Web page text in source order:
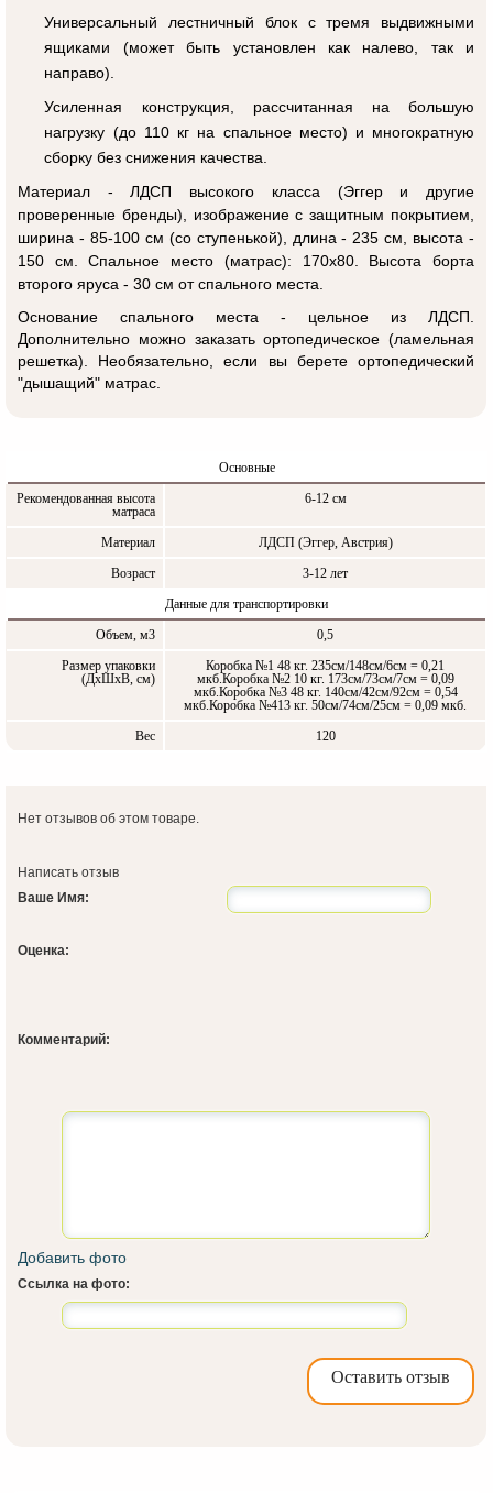
Универсальный лестничный блок с тремя выдвижными
ящиками (может быть установлен как налево, так и
направо).
Усиленная конструкция, рассчитанная на большую
нагрузку (до 110 кг на спальное место) и многократную
сборку без снижения качества.
Материал - ЛДСП высокого класса (Эггер и другие
проверенные бренды), изображение с защитным покрытием,
ширина - 85-100 см (со ступенькой), длина - 235 см, высота -
150 см. Спальное место (матрас): 170x80. Высота борта
второго яруса - 30 см от спального места.
Основание спального места - цельное из ЛДСП.
Дополнительно можно заказать ортопедическое (ламельная
решетка). Необязательно, если вы берете ортопедический
"дышащий" матрас.
Основные
Рекомендованная высота
матраса
6-12 см
Материал
ЛДСП (Эггер, Австрия)
Возраст
3-12 лет
Данные для транспортировки
Объем, м3
0,5
Размер упаковки
(ДxШxВ, см)
Коробка №1 48 кг. 235см/148см/6см = 0,21
мкб.Коробка №2 10 кг. 173см/73см/7см = 0,09
мкб.Коробка №3 48 кг. 140см/42см/92см = 0,54
мкб.Коробка №413 кг. 50см/74см/25см = 0,09 мкб.
Вес
120
Нет отзывов об этом товаре.
Написать отзыв
Ваше Имя:
Оценка:
Комментарий:
Добавить фото
Ссылка на фото:
Оставить отзыв